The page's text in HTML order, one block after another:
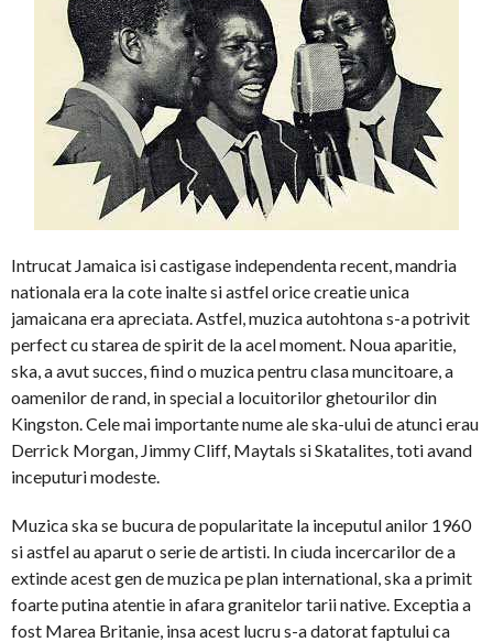
Intrucat Jamaica isi castigase independenta recent, mandria
nationala era la cote inalte si astfel orice creatie unica
jamaicana era apreciata. Astfel, muzica autohtona s-a potrivit
perfect cu starea de spirit de la acel moment. Noua aparitie,
ska, a avut succes, fiind o muzica pentru clasa muncitoare, a
oamenilor de rand, in special a locuitorilor ghetourilor din
Kingston. Cele mai importante nume ale ska-ului de atunci erau
Derrick Morgan, Jimmy Cliff, Maytals si Skatalites, toti avand
inceputuri modeste.
Muzica ska se bucura de popularitate la inceputul anilor 1960
si astfel au aparut o serie de artisti. In ciuda incercarilor de a
extinde acest gen de muzica pe plan international, ska a primit
foarte putina atentie in afara granitelor tarii native. Exceptia a
fost Marea Britanie, insa acest lucru s-a datorat faptului ca